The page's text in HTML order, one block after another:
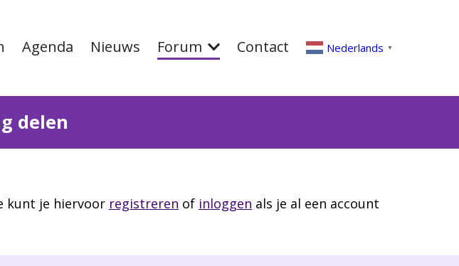
Agenda Nieuws Forum Contact Nederlands ▼
delen
kunt je hiervoor registreren of inloggen als je al een account